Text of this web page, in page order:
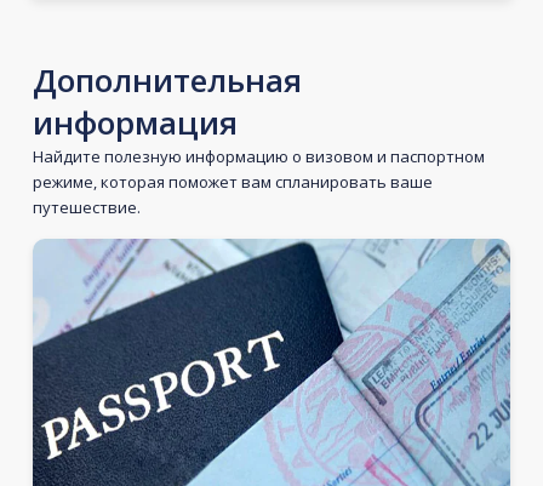
Дополнительная
информация
Найдите полезную информацию о визовом и паспортном
режиме, которая поможет вам спланировать ваше
путешествие.